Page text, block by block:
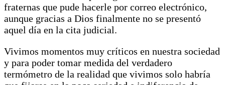
fraternas que pude hacerle por correo electrónico,
aunque gracias a Dios finalmente no se presentó
aquel día en la cita judicial.
Vivimos momentos muy críticos en nuestra sociedad
y para poder tomar medida del verdadero
termómetro de la realidad que vivimos solo habría